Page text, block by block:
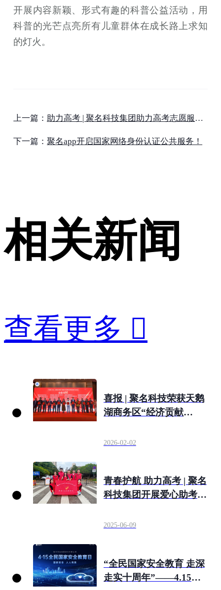
开展内容新颖、形式有趣的科普公益活动，用
科普的光芒点亮所有儿童群体在成长路上求知
的灯火。
上一篇：助力高考 | 聚名科技集团助力高考志愿服务活动顺利开展
下一篇：聚名app开启国家网络身份认证公共服务！
相关新闻
查看更多 
喜报 | 聚名科技荣获天鹅
湖商务区“经济贡献
2026-02-02
青春护航 助力高考 | 聚名
科技集团开展爱心助考志
2025-06-09
“全民国家安全教育 走深
走实十周年”——4.15全